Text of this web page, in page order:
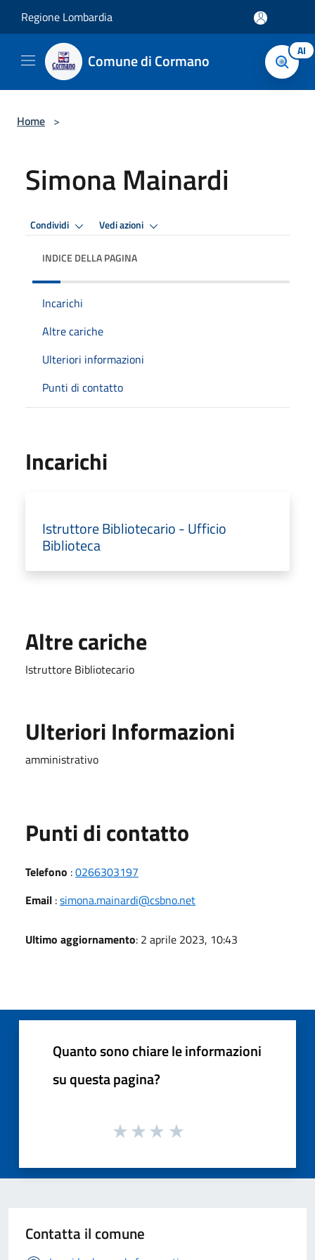
Regione Lombardia
Comune di Cormano AI
Home >
Simona Mainardi
Condividi Vedi azioni
INDICE DELLA PAGINA
Incarichi
Altre cariche
Ulteriori informazioni
Punti di contatto
Incarichi
Istruttore Bibliotecario - Ufficio
Biblioteca
Altre cariche
Istruttore Bibliotecario
Ulteriori Informazioni
amministrativo
Punti di contatto
Telefono :0266303197
Email :simona.mainardi@csbno.net
Ultimo aggiornamento: 2 aprile 2023, 10:43
Quanto sono chiare le informazioni
su questa pagina?
Contatta il comune